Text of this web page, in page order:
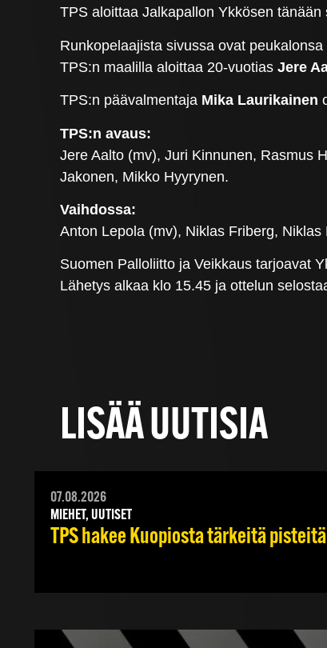
TPS aloittaa Jalkapallon Ykkösen
Runkopelaajista sivussa ovat
TPS:n maalilla aloittaa 20-vuotias Jere
TPS:n päävalmentaja Mika Laurikainen
TPS:n avaus:
Jere Aalto (mv), Juri Kinnunen, Rasmus
Jakonen, Mikko Hyyrynen.
Vaihdossa:
Anton Lepola (mv), Niklas Friberg,
Suomen Palloliitto ja Veikkaus tarjoavat
Lähetys alkaa klo 15.45 ja ottelun
LISÄÄ UUTISIA
07.08.2026
MIEHET, UUTISET
TPS hakee Kuopiosta tärkeitä